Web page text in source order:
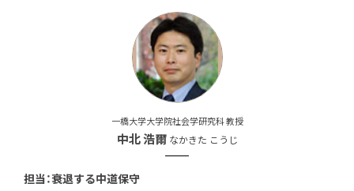
治史の新地平』「戦後政治と保守合同の相克」（吉田書店、2013
一橋大学大学院社会学研究科 教授
中北 浩爾 なかきた こうじ
担当：衰退する中道保守